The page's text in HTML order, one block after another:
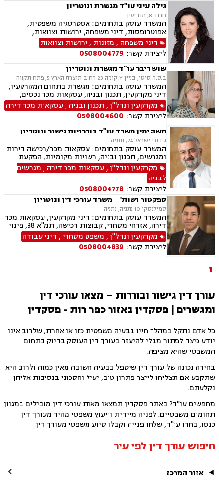
גילה עיני עו"ד מגשרת ונוטריון
חרוב 8, מודיעין
המשרד עוסק בתחומים: אסטרטגיה משפטית,
אפוטרופסות, דיני משפחה, ירושות וצוואות,
ליטיגציה, פונדקאות, צווי מניעה, גירושין, הגירה ,
הורות חד מינית, הסכמי ממון, ידועים בציבור,
מזונות, משמורת, גישור במשפחה, מגשרים, אבהות ,
גישור ובוררויות, חלוקת רכוש, מעמד אישי, נדל"ן,
עסקאות מכר דירה, דיני מקרקעין, ייפוי כח מתמשך,
אחריות הורית, הסדרי שהות, נוטריון
דיני משפחה , מזונות , ירושות וצוואות
ליצירת קשר: 0508004779
שוש ריבר עו"ד מגשרת ונוטריון
ב.ס.ר. סיטי, בניין Y קומה 23 רחוב תוצרת הארץ 5, פתח תקווה
המשרד עוסק בתחומים: מגשרת בתחום המקרקעין,
דיני מקרקעין, תכנון ובניה, עסקאות מכר נכסים,
מיסוי נדל"ן, מיסוי עירוני, ייצוג בבתי משפט נושאי
מקרקעין, ליקויי בניה, עבירות על חוקי התכנון
והבניה, ייפוי כוח מתמשך, אפוטרופסות, מגשרת
משפחה מוסמכת
מקרקעין ונדל"ן, תכנון ובניה ,עסקאות מכר דירה
ליצירת קשר: 0508004600
משה ימין משרד עו"ד בוררויות גישור ונוטריון
גיבורי ישראל 24, נתניה
המשרד עוסק בתחומים: עסקאות מכר/רכישה דירות
ומגרשים, תכנון ובניה, רשויות מקומיות, הפקעת
קרקעות, פינוי בינוי, תמא 38, ליקויי בניה, עתירות
מנהליות, בג"ץ, ירושות וצוואות, יפוי כח מתמשך,
גישורים
מקרקעין ונדל"ן,עסקאות מכר דירה , מגרשים
לבניה
ליצירת קשר: 0508004778
ספקטור ושות' – משרד עורכי דין ונוטריון
סמילנסקי 10 נתניה, נתניה
המשרד עוסק בתחומים: דיני מקרקעין, עסקאות מכר
דירה, אזרחי מסחרי, קבוצות רכישה, תמ"א 38, פינוי
בינוי, פינוי מושכר, נדל"ן, מיסוי נדל"ן, ליטיגציה,
גישור ובוררויות, דיור מוגן, דיירות מוגנת , דיני
חוזים, דיני עבודה, דיני תאגידים, זכויות נשים
בהריון, ליווי עסקי
מקרקעין ונדל"ן, משפט מסחרי, דיני עבודה
ליצירת קשר: 0508004839
1
עורך דין גישור ובוררות – מצאו עורכי דין
ומגשרים | פסקדין באזור כפר רות - פסקדין
כל אדם נתקל במהלך חייו בבעיה משפטית כזו או אחרת, שלרוב אינו
יודע כיצד לפתור מבלי להיעזר בעורך דין העוסק בדיוק בתחום
המשפטי שהיא מציפה.
בחירה נכונה של עורך דין שיטפל בבעיה חשובה מאין כמוה ולרוב היא
שתקבע אם תצליחו לייצר פתרון טוב, יעיל וחסכוני בנסיבות אליהן
נקלעתם.
מחפשים עו"ד? באתר פסקדין תמצאו מאות עורכי דין מובילים במגוון
תחומים משפטיים. לפניה מיידית וייעוץ משפטי מהיר מעורך דין
כנסו, בחרו עו"ד, שלחו פנייה וקבלו סיוע משפטי מעורך דין
חיפוש עורך דין לפי עיר
אזור המרכז 